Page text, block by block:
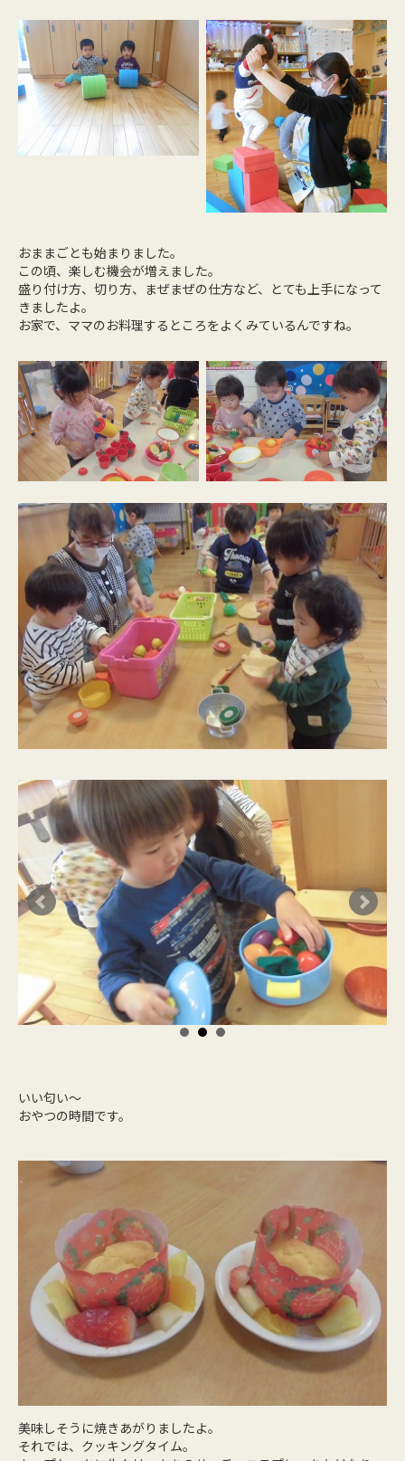
おままごとも始まりました。
この頃、楽しむ機会が増えました。
盛り付け方、切り方、まぜまぜの仕方など、とても上手になって
きましたよ。
お家で、ママのお料理するところをよくみているんですね。
いい匂い～
おやつの時間です。
美味しそうに焼きあがりましたよ。
それでは、クッキングタイム。